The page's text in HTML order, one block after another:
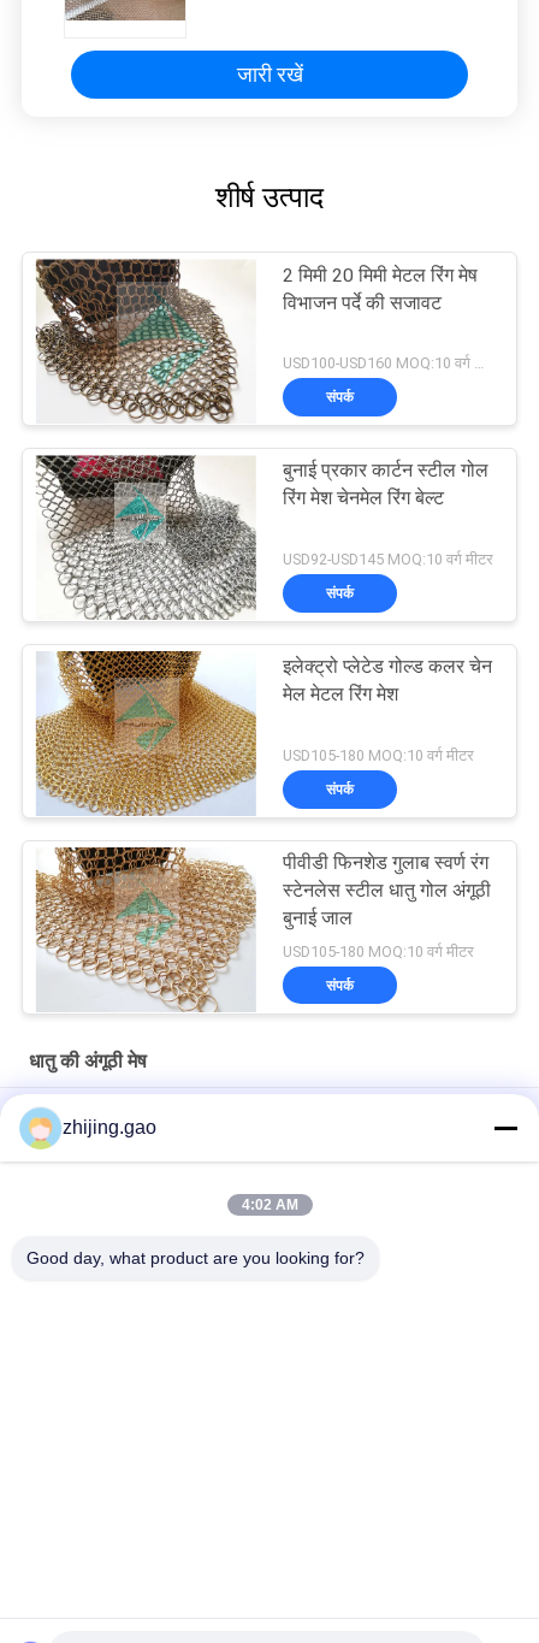
जारी रखें
शीर्ष उत्पाद
2 मिमी 20 मिमी मेटल रिंग मेष
विभाजन पर्दे की सजावट
USD100-USD160 MOQ:10 वर्ग मीटर
संपर्क
बुनाई प्रकार कार्टन स्टील गोल
रिंग मेश चेनमेल रिंग बेल्ट
USD92-USD145 MOQ:10 वर्ग मीटर
संपर्क
इलेक्ट्रो प्लेटेड गोल्ड कलर चेन
मेल मेटल रिंग मेश
USD105-180 MOQ:10 वर्ग मीटर
संपर्क
पीवीडी फिनशेड गुलाब स्वर्ण रंग
स्टेनलेस स्टील धातु गोल अंगूठी
बुनाई जाल
USD105-180 MOQ:10 वर्ग मीटर
संपर्क
धातु की अंगूठी मेष
छत डाया 1.0 x 20 मिमी एस हुक धातु मेष ड्रेपी छत उपचार के लिए फ्लैट वायर के
साथ zhijing.gao
4:02 AM
Good day, what product are you looking for?